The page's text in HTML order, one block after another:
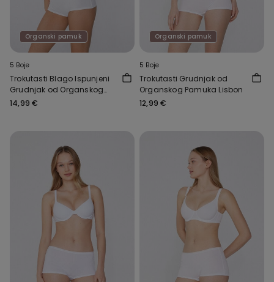
Organski pamuk
5 Boje
Trokutasti Blago Ispunjeni
Grudnjak od Organskog
Pamuka London
14,99 €
Organski pamuk
5 Boje
Trokutasti Grudnjak od
Organskog Pamuka Lisbon
12,99 €